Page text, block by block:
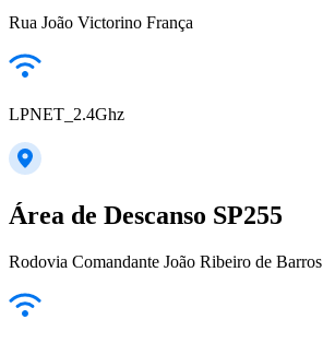
Rua João Victorino França
LPNET_2.4Ghz
Área de Descanso SP255
Rodovia Comandante João Ribeiro de Barros